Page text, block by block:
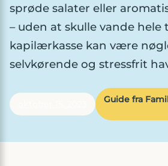
sprøde salater eller
– uden at skulle vande hele
kapilærkasse kan være
selvkørende og stressfrit
Guide fra